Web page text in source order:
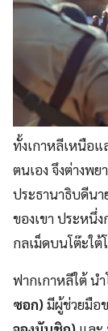
ทั้งเกาหลีเหนือแ
ตนเอง จึงต่างพ
ประธานาธิบดีน
ของเขา ประหนึ่
กลเม็ดบนโต๊ะใต้
ฟากเกาหลีใต้ นำ
ซอก)มีผู้ช่วยมือ